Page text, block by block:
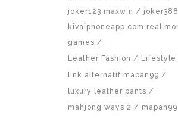
joker123 maxwin
joker388
kivaiphoneapp.com real
games
Leather Fashion
Lifestyle
link alternatif mapan99
luxury leather pants
mahjong ways 2
mapan99